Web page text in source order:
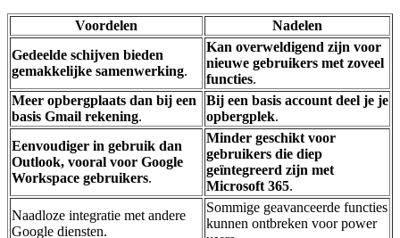
Voordelen
Nadelen
Gedeelde schijven bieden
gemakkelijke samenwerking.
Kan overweldigend zijn voor
nieuwe gebruikers met zoveel
functies.
Meer opbergplaats dan bij een
basis Gmail rekening.
Bij een basis account deel je je
opbergplek.
Eenvoudiger in gebruik dan
Outlook, vooral voor Google
Workspace gebruikers.
Minder geschikt voor
gebruikers die diep
geïntegreerd zijn met
Microsoft 365.
Naadloze integratie met andere
Google diensten.
Sommige geavanceerde functies
kunnen ontbreken voor power